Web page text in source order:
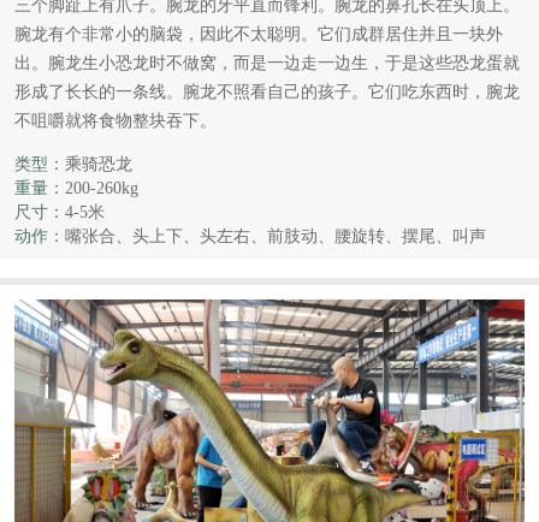
三个脚趾上有爪子。腕龙的牙平直而锋利。腕龙的鼻孔长在头顶上。
腕龙有个非常小的脑袋，因此不太聪明。它们成群居住并且一块外
出。腕龙生小恐龙时不做窝，而是一边走一边生，于是这些恐龙蛋就
形成了长长的一条线。腕龙不照看自己的孩子。它们吃东西时，腕龙
不咀嚼就将食物整块吞下。
类型： 乘骑恐龙
重量： 200-260kg
尺寸： 4-5米
动作： 嘴张合、头上下、头左右、前肢动、腰旋转、摆尾、叫声